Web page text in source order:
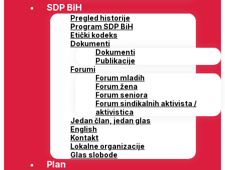
SDP BiH
Pregled historije
Program SDP BiH
Etički kodeks
Dokumenti
Dokumenti
Publikacije
Forumi
Forum mladih
Forum žena
Forum seniora
Forum sindikalnih aktivista /
aktivistica
Jedan član, jedan glas
English
Kontakt
Lokalne organizacije
Glas slobode
Plan